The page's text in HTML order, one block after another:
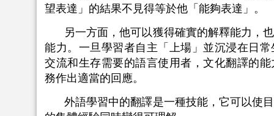
望表達」的結果不見得等於他「能夠表達」。
另一方面，他可以獲得確實的解釋能力，
能力。一旦學習者自主「上場」並沉浸在日
交流和生存需要的語言使用者，文化翻譯的
務作出適當的回應。
外語學習中的翻譯是一種技能，它可以使